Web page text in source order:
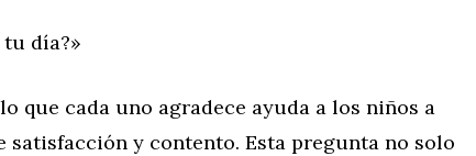
día?»
que cada uno agradece ayuda a los niños a
satisfacción y contento. Esta pregunta no solo